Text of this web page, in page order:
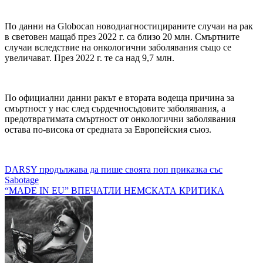
По данни на Globocan новодиагностицираните случаи на рак
в световен мащаб през 2022 г. са близо 20 млн. Смъртните
случаи вследствие на онкологични заболявания също се
увеличават. През 2022 г. те са над 9,7 млн.
По официални данни ракът е втората водеща причина за
смъртност у нас след сърдечносъдовите заболявания, а
предотвратимата смъртност от онкологични заболявания
остава по-висока от средната за Европейския съюз.
Навигация
DARSY продължава да пише своята поп приказка със
Sabotage
“MADE IN EU” ВПЕЧАТЛИ НЕМСКАТА КРИТИКА